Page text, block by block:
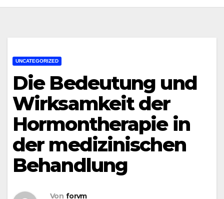
UNCATEGORIZED
Die Bedeutung und
Wirksamkeit der
Hormontherapie in
der medizinischen
Behandlung
Von forvm